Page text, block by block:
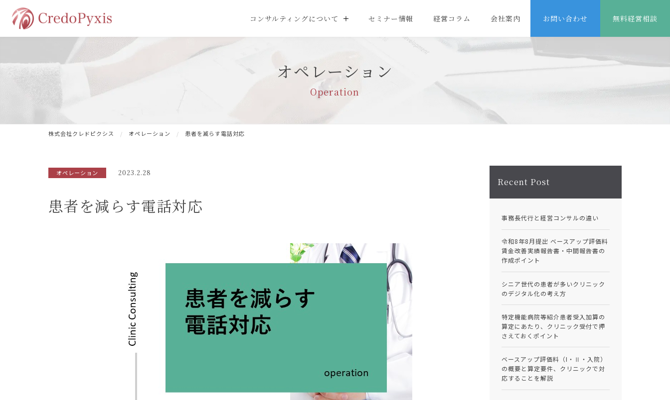
コンサルティングについて セミナー情報 経営コラム 会社案内 お問い合わせ 無料経営相談
オペレーション
Operation
株式会社クレドピクシス オペレーション 患者を減らす電話対応
オペレーション 2023.2.28
患者を減らす電話対応
Recent Post
事務長代行と経営コンサルの違い
令和8年8月提出 ベースアップ評価料
賃金改善実績報告書・中間報告書の
作成ポイント
シニア世代の患者が多いクリニック
のデジタル化の考え方
特定機能病院等紹介患者受入加算の
算定にあたり、クリニック受付で押
さえておくポイント
ベースアップ評価料（I・Ⅱ・入院）
の概要と算定要件、クリニックで対
応することを解説